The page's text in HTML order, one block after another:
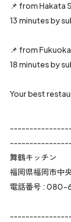
📌 from Hakata
13 minutes by
📌 from
18 minutes by
Your best
舞鶴キッチン
福岡県福岡市中
電話番号 :